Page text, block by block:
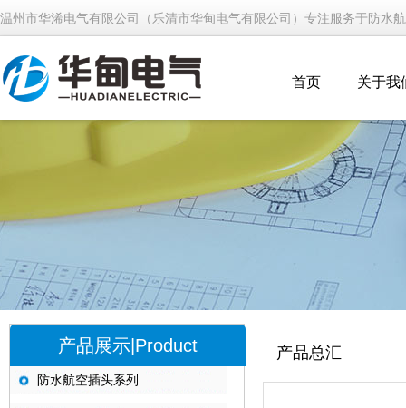
温州市华浠电气有限公司（乐清市华甸电气有限公司）专注服务于防水
首页 关于我
产品展示|Product
防水航空插头系列
产品总汇